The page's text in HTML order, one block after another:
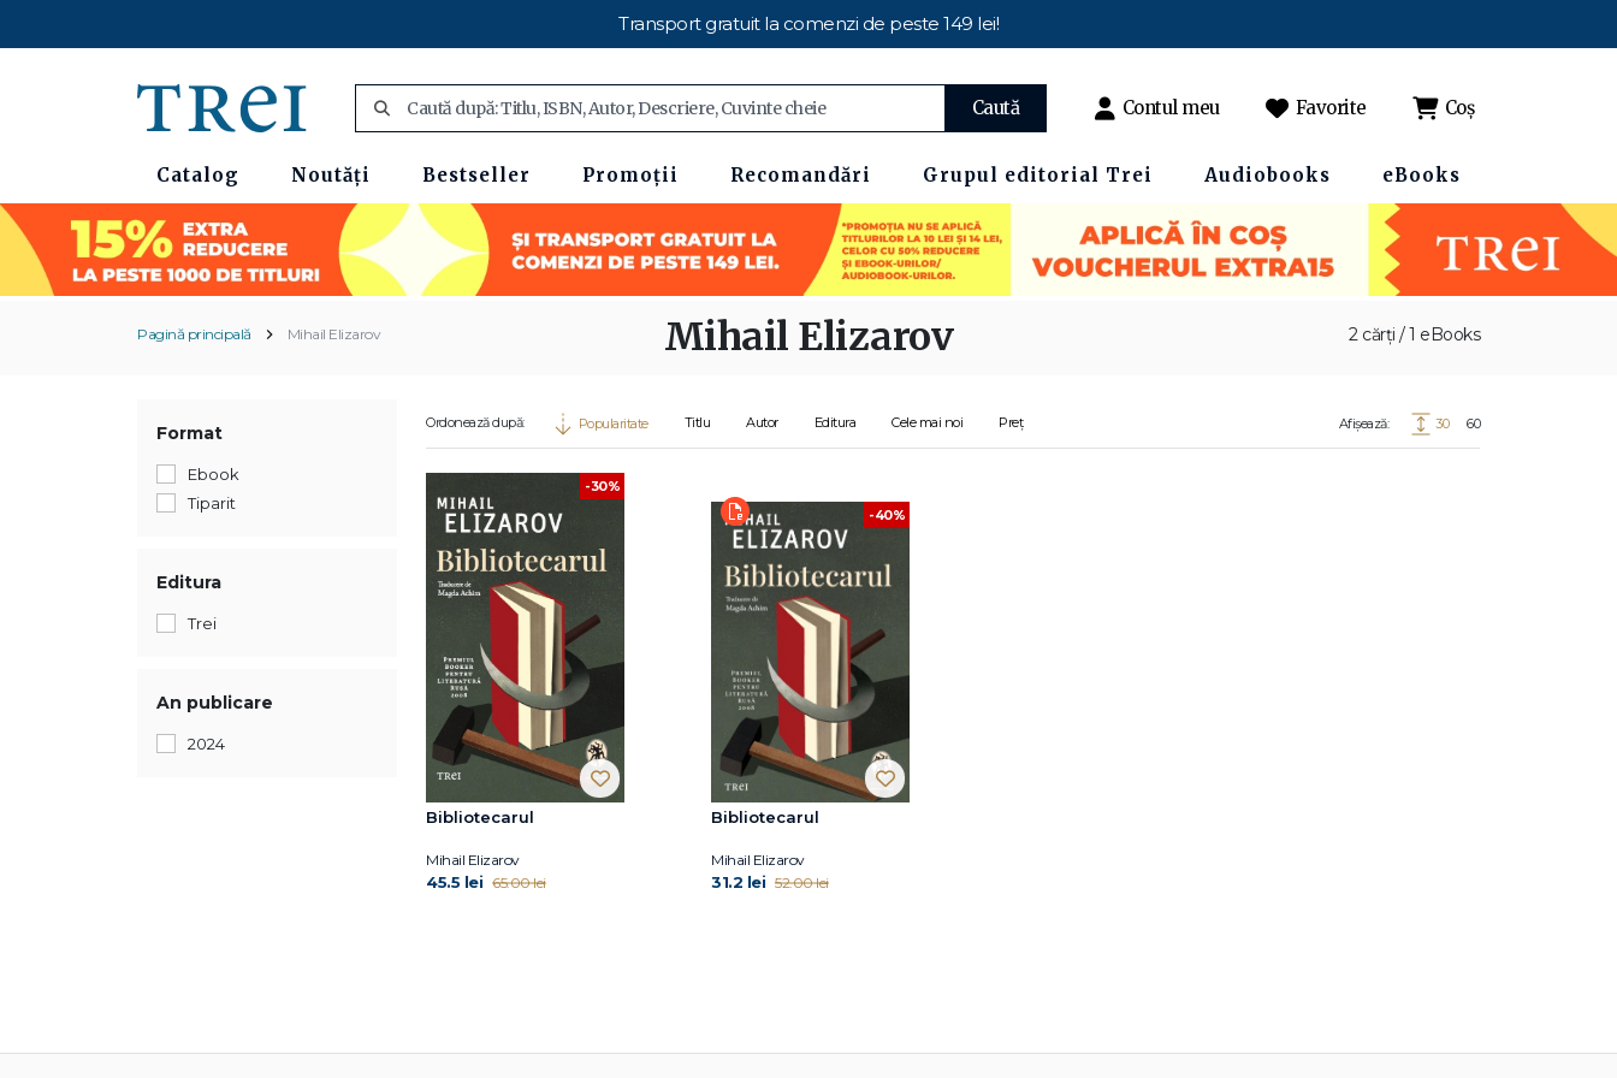
Transport gratuit la comenzi de peste 149 lei!
Caută Contul meu Favorite Coș
Catalog Noutăți Bestseller Promoții Recomandări Grupul editorial Trei Audiobooks eBooks
Pagină principală Mihail Elizarov 2 cărți / 1 eBooks
Mihail Elizarov
Format
Ebook
Tiparit
Editura
Trei
An publicare
2024
Ordonează după: Popularitate Titlu Autor Editura Cele mai noi Preț Afișează: 30 60
-30%
Bibliotecarul
Mihail Elizarov
45.5 lei 65.00 lei
-40%
Bibliotecarul
Mihail Elizarov
31.2 lei 52.00 lei